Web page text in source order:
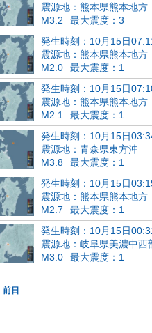
震源地：熊本県熊本地方
M3.2
最大震度：3
発生時刻：10月15日
震源地：熊本県熊本地方
M2.0
最大震度：1
発生時刻：10月15日
震源地：熊本県熊本地方
M2.1
最大震度：1
発生時刻：10月15日
震源地：青森県東方沖
M3.8
最大震度：1
発生時刻：10月15日
震源地：熊本県熊本地方
M2.7
最大震度：1
発生時刻：10月15日
震源地：岐阜県美濃中西
M3.0
最大震度：1
前日